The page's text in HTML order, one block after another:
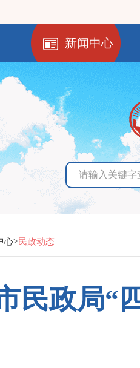
新闻中心
心>民政动态
民政局“